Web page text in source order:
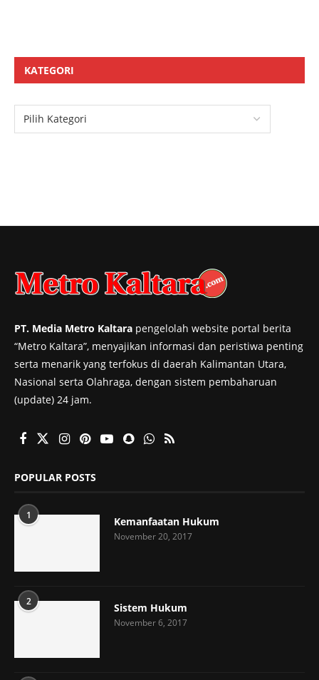
KATEGORI
PT. Media Metro Kaltara pengelolah website portal berita
“Metro Kaltara”, menyajikan informasi dan peristiwa penting
serta menarik yang terfokus di daerah Kalimantan Utara,
Nasional serta Olahraga, dengan sistem pembaharuan
(update) 24 jam.
POPULAR POSTS
1 Kemanfaatan Hukum
November 20, 2017
2 Sistem Hukum
November 6, 2017